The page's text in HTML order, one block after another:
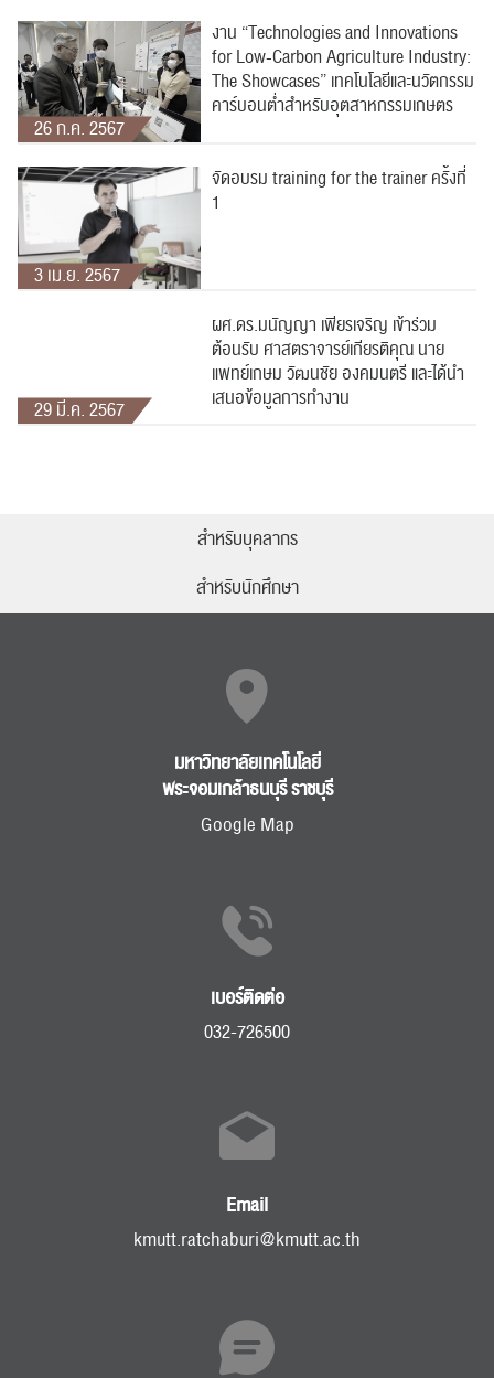
26 ก.ค. 2567
งาน “Technologies and Innovations
for Low-Carbon Agriculture Industry:
The Showcases” เทคโนโลยีและนวัตกรรม
คาร์บอนต่ำสำหรับอุตสาหกรรมเกษตร
3 เม.ย. 2567
จัดอบรม training for the trainer ครั้งที่
1
29 มี.ค. 2567
ผศ.ดร.มนัญญา​ เพียรเจริญ เข้าร่วม
ต้อนรับ​ ศาสตราจารย์เกียรติคุณ​ นาย
แพทย์เกษม​ วัฒนชัย​ องคมนตรี และได้นำ
เสนอข้อมูลการทำงาน
สำหรับบุคลากร
สำหรับนักศึกษา
มหาวิทยาลัยเทคโนโลยี
พระจอมเกล้าธนบุรี ราชบุรี
Google Map
เบอร์ติดต่อ
032-726500
Email
kmutt.ratchaburi@kmutt.ac.th
ส่งข่าวประชาสัมพันธ์
ส่งข่าวประชาสัมพันธ์
RC Activity